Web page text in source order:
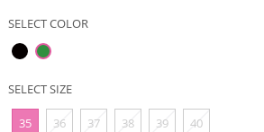
SELECT COLOR
SELECT SIZE
35 36 37 38 39 40